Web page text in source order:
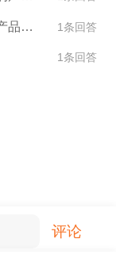
我需要拥有公司才能在法国乐天上出售产品吗？ 1条回答
1条回答
评论